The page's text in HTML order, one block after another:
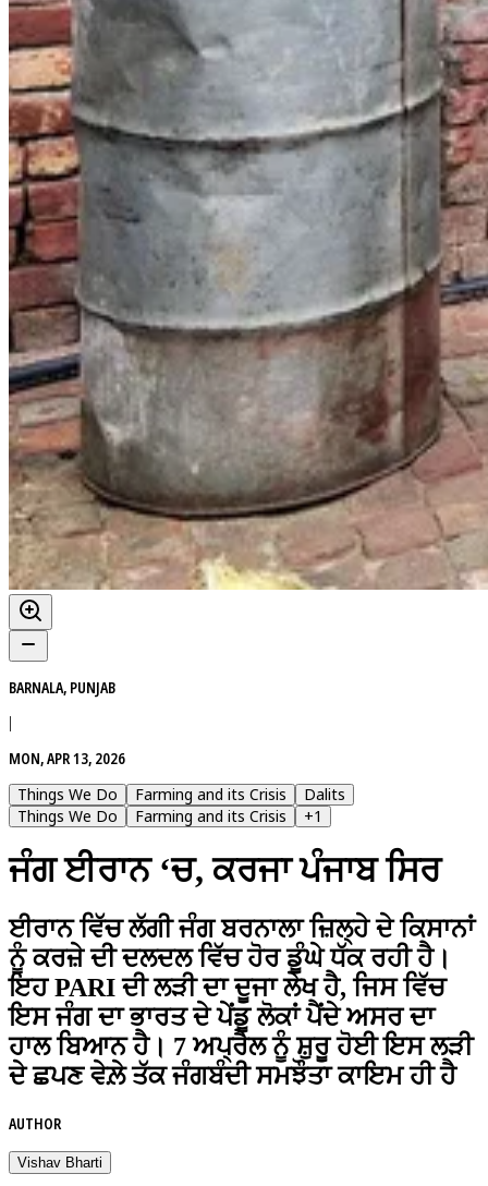
BARNALA, PUNJAB
|
MON, APR 13, 2026
Things We Do
Farming and its Crisis
Dalits
Things We Do
Farming and its Crisis +1
ਜੰਗ ਈਰਾਨ ‘ਚ, ਕਰਜਾ ਪੰਜਾਬ ਸਿਰ
ਈਰਾਨ ਵਿੱਚ ਲੱਗੀ ਜੰਗ ਬਰਨਾਲਾ ਜ਼ਿਲ੍ਹੇ ਦੇ ਕਿਸਾਨਾਂ
ਨੂੰ ਕਰਜ਼ੇ ਦੀ ਦਲਦਲ ਵਿੱਚ ਹੋਰ ਡੂੰਘੇ ਧੱਕ ਰਹੀ ਹੈ।
ਇਹ PARI ਦੀ ਲੜੀ ਦਾ ਦੂਜਾ ਲੇਖ ਹੈ, ਜਿਸ ਵਿੱਚ
ਇਸ ਜੰਗ ਦਾ ਭਾਰਤ ਦੇ ਪੇਂਡੂ ਲੋਕਾਂ ਪੈਂਦੇ ਅਸਰ ਦਾ
ਹਾਲ ਬਿਆਨ ਹੈ। 7 ਅਪ੍ਰੈਲ ਨੂੰ ਸ਼ੁਰੂ ਹੋਈ ਇਸ ਲੜੀ
ਦੇ ਛਪਣ ਵੇਲ਼ੇ ਤੱਕ ਜੰਗਬੰਦੀ ਸਮਝੌਤਾ ਕਾਇਮ ਹੀ ਹੈ
AUTHOR
Vishav Bharti